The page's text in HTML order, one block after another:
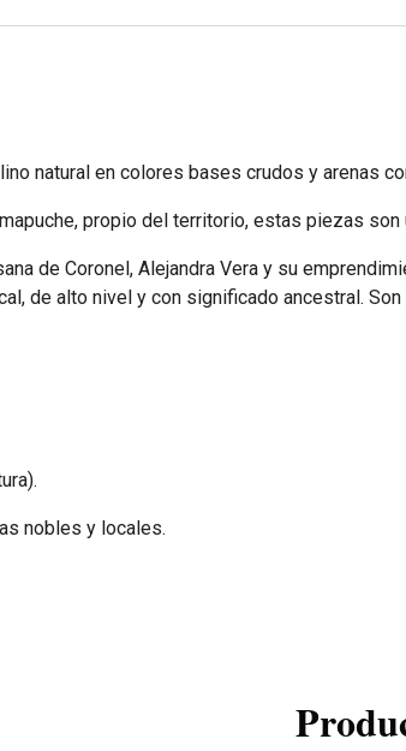
natural en colores bases crudos y arenas
propio del territorio, estas piezas son
de Coronel, Alejandra Vera y su
de alto nivel y con significado ancestral. Son
nobles y locales.